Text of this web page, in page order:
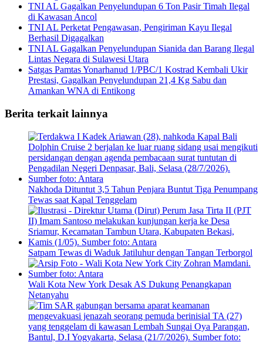
TNI AL Gagalkan Penyelundupan 6 Ton Pasir Timah Ilegal
di Kawasan Ancol
TNI AL Perketat Pengawasan, Pengiriman Kayu Ilegal
Berhasil Digagalkan
TNI AL Gagalkan Penyelundupan Sianida dan Barang Ilegal
Lintas Negara di Sulawesi Utara
Satgas Pamtas Yonarhanud 1/PBC/1 Kostrad Kembali Ukir
Prestasi, Gagalkan Penyelundupan 21,4 Kg Sabu dan
Amankan WNA di Entikong
Berita terkait lainnya
Nakhoda Dituntut 3,5 Tahun Penjara Buntut Tiga Penumpang
Tewas saat Kapal Tenggelam
Satpam Tewas di Waduk Jatiluhur dengan Tangan Terborgol
Wali Kota New York Desak AS Dukung Penangkapan
Netanyahu